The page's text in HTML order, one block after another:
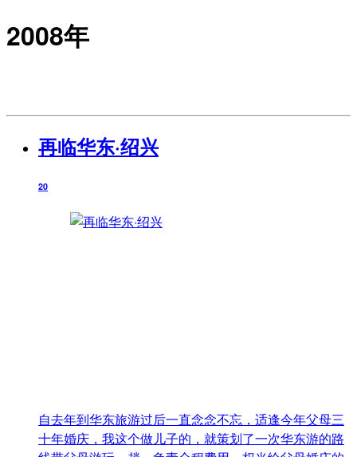
2008年
再临华东·绍兴
20
自去年到华东旅游过后一直念念不忘，适逢今年父母三
十年婚庆，我这个做儿子的，就策划了一次华东游的路